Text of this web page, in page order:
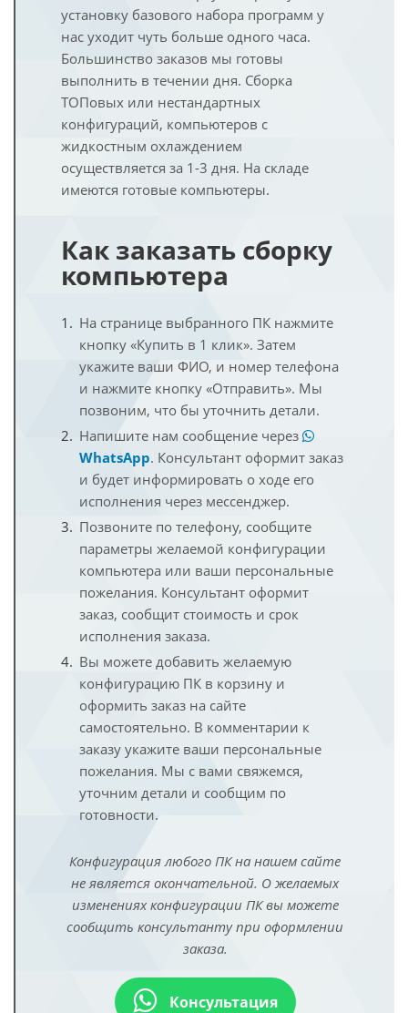
установку базового набора программ у
нас уходит чуть больше одного часа.
Большинство заказов мы готовы
выполнить в течении дня. Сборка
ТОПовых или нестандартных
конфигураций, компьютеров с
жидкостным охлаждением
осуществляется за 1-3 дня. На складе
имеются готовые компьютеры.
Как заказать сборку
компьютера
На странице выбранного ПК нажмите
кнопку «Купить в 1 клик». Затем
укажите ваши ФИО, и номер телефона
и нажмите кнопку «Отправить». Мы
позвоним, что бы уточнить детали.
Напишите нам сообщение через
WhatsApp. Консультант оформит заказ
и будет информировать о ходе его
исполнения через мессенджер.
Позвоните по телефону, сообщите
параметры желаемой конфигурации
компьютера или ваши персональные
пожелания. Консультант оформит
заказ, сообщит стоимость и срок
исполнения заказа.
Вы можете добавить желаемую
конфигурацию ПК в корзину и
оформить заказ на сайте
самостоятельно. В комментарии к
заказу укажите ваши персональные
пожелания. Мы с вами свяжемся,
уточним детали и сообщим по
готовности.
Конфигурация любого ПК на нашем сайте
не является окончательной. О желаемых
изменениях конфигурации ПК вы можете
сообщить консультанту при оформлении
заказа.
Консультация